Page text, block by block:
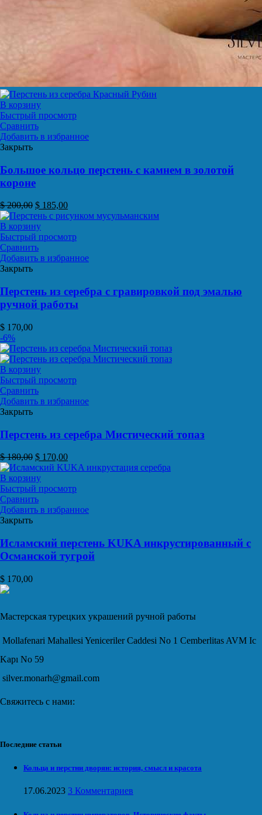
В корзину
Быстрый просмотр
Сравнить
Добавить в избранное
Закрыть
Большое кольцо перстень с камнем в золотой
короне
$200,00 $ 185,00
В корзину
Быстрый просмотр
Сравнить
Добавить в избранное
Закрыть
Перстень из серебра с гравировкой под эмалью
ручной работы
$ 170,00
-6%
В корзину
Быстрый просмотр
Сравнить
Добавить в избранное
Закрыть
Перстень из серебра Мистический топаз
$180,00 $ 170,00
В корзину
Быстрый просмотр
Сравнить
Добавить в избранное
Закрыть
Исламский перстень KUKA инкрустированный с
Османской тугрой
$ 170,00
Мастерская турецких украшений ручной работы
Mollafenari Mahallesi Yeniceriler Caddesi No 1 Cemberlitas AVM Ic
Kapı No 59
silver.monarh@gmail.com
Свяжитесь с нами:
Последние статьи
Кольца и перстни дворян: история, смысл и красота
17.06.2023 3 Комментариев